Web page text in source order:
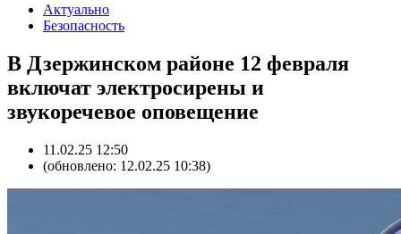
Актуально
Безопасность
В Дзержинском районе 12 февраля
включат электросирены и
звукоречевое оповещение
11.02.25 12:50
(обновлено: 12.02.25 10:38)